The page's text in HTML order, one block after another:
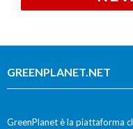
GREENPLANET.NET
GreenPlanet è la piattaforma